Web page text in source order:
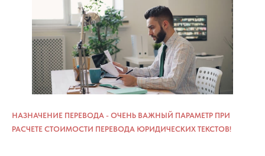
НАЗНАЧЕНИЕ ПЕРЕВОДА - ОЧЕНЬ ВАЖНЫЙ ПАРАМЕТР ПРИ
РАСЧЕТЕ СТОИМОСТИ ПЕРЕВОДА ЮРИДИЧЕСКИХ ТЕКСТОВ!